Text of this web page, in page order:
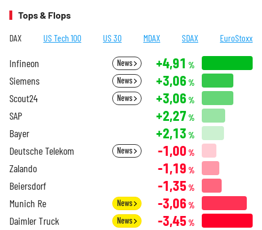
Tops & Flops
DAX US Tech 100 US 30 MDAX SDAX EuroStoxx
Infineon News +4,91 %
Siemens News +3,06 %
Scout24 News +3,06 %
SAP +2,27 %
Bayer +2,13 %
Deutsche Telekom News -1,00 %
Zalando -1,19 %
Beiersdorf -1,35 %
Munich Re News -3,06 %
Daimler Truck News -3,45 %